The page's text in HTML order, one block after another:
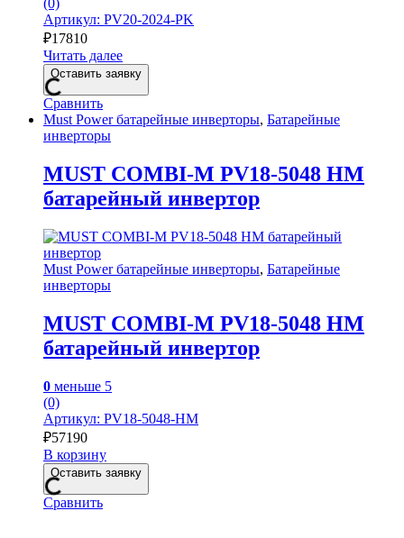
(0)
Артикул: PV20-2024-PK
₽17810
Читать далее
Оставить заявку
Сравнить
Must Power батарейные инверторы, Батарейные
инверторы
MUST COMBI-M PV18-5048 HM
батарейный инвертор
Must Power батарейные инверторы, Батарейные
инверторы
MUST COMBI-M PV18-5048 HM
батарейный инвертор
0 меньше 5
(0)
Артикул: PV18-5048-HM
₽57190
В корзину
Оставить заявку
Сравнить